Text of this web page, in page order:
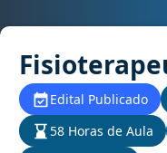
Edital Publicado
58 Horas de Aula